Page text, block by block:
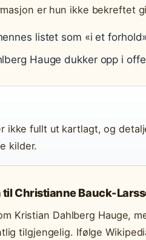
er hun ikke bekreftet
listet som «i et
Hauge dukker opp i
ikke fullt ut kartlagt, og
kilder.
til Christianne Bauck-
Kristian Dahlberg Hauge,
tilgjengelig. Ifølge